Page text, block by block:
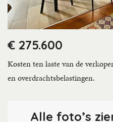
€ 275.600
Kosten ten laste van de
en overdrachtsbelastingen.
Alle foto’s